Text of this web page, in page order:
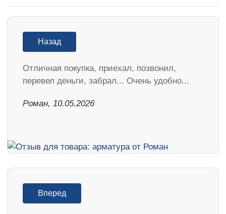
Назад
Отличная покупка, приехал, позвонил,
перевел деньги, забрал... Очень удобно...
Роман, 10.05.2026
Вперед